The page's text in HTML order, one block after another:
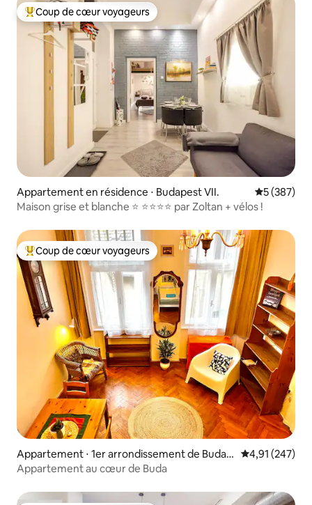
Coups de cœur voyageurs les plus appréciés
Coup de cœur voyageurs
Appartement en résidence ⋅ Budapest VII. Évaluation
5 (387)
Maison grise et blanche ⭐ ⭐⭐⭐⭐ par Zoltan + vélos !
Coups de cœur voyageurs les plus appréciés
Coup de cœur voyageurs
Appartement ⋅ 1er arrondissement de Budap
est
Évaluation
4,91 (247)
Appartement au cœur de Buda